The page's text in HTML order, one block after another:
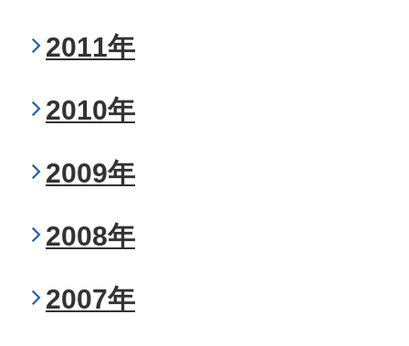
2011年
2010年
2009年
2008年
2007年